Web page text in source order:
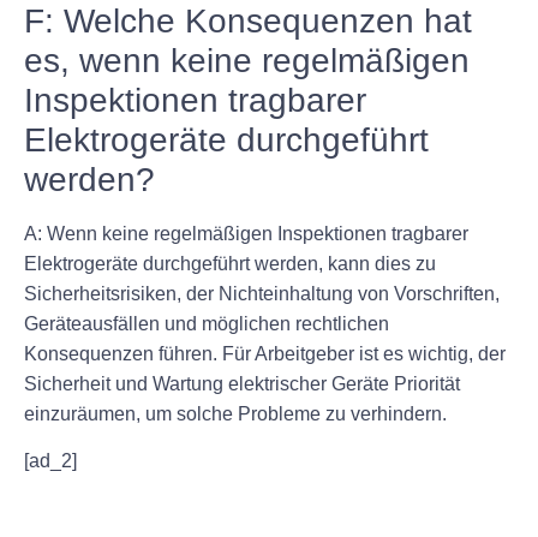
F: Welche Konsequenzen hat
es, wenn keine regelmäßigen
Inspektionen tragbarer
Elektrogeräte durchgeführt
werden?
A: Wenn keine regelmäßigen Inspektionen tragbarer
Elektrogeräte durchgeführt werden, kann dies zu
Sicherheitsrisiken, der Nichteinhaltung von Vorschriften,
Geräteausfällen und möglichen rechtlichen
Konsequenzen führen. Für Arbeitgeber ist es wichtig, der
Sicherheit und Wartung elektrischer Geräte Priorität
einzuräumen, um solche Probleme zu verhindern.
[ad_2]